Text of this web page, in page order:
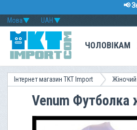
📢
UAH
Мова
ЧОЛОВІКАМ
Інтернет магазин TKT Import Жіночий
Venum Футболка